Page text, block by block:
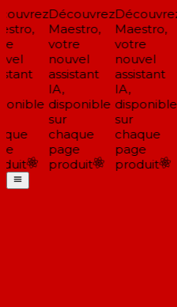
Découvrez
Maestro,
votre
nouvel
assistant
IA,
disponible
sur
chaque
page
produit
Découvrez
Maestro,
votre
nouvel
assistant
IA,
disponible
sur
chaque
page
produit